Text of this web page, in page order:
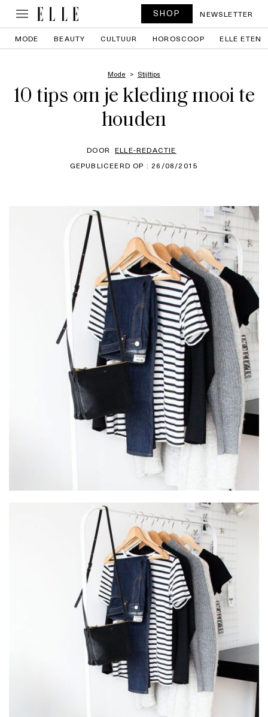
SHOP NEWSLETTER
MODE BEAUTY CULTUUR HOROSCOOP ELLE ETEN
Mode Stijltips
10 tips om je kleding mooi te
houden
DOOR ELLE-REDACTIE
GEPUBLICEERD OP : 26/08/2015